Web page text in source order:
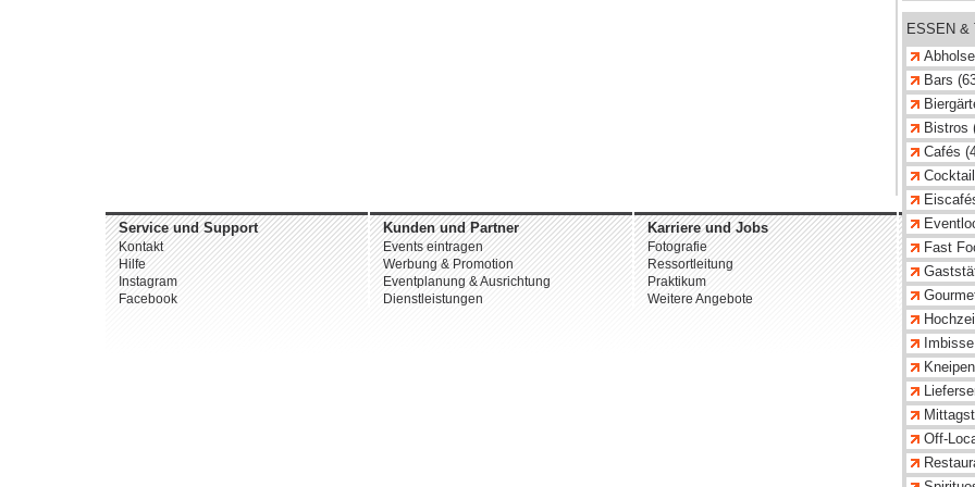
ESSEN &
Bars
Bistros
Cafés
Fast
Off-
Service und Support
Kontakt
Hilfe
Instagram
Facebook
Kunden und Partner
Events eintragen
Werbung & Promotion
Eventplanung & Ausrichtung
Dienstleistungen
Karriere und Jobs
Fotografie
Ressortleitung
Praktikum
Weitere Angebote
Über uns
AGB
© 2026